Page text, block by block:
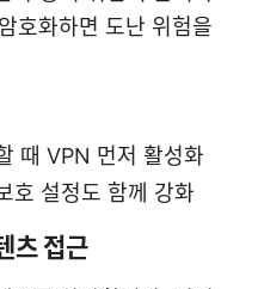
호화하면 도난 위험을
때 VPN 먼저 활성화
호 설정도 함께 강화
츠 접근